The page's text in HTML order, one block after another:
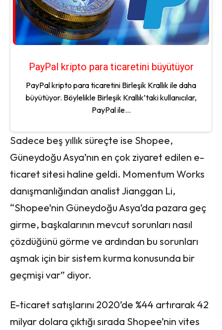
PayPal kripto para ticaretini büyütüyor
PayPal kripto para ticaretini Birleşik Krallık ile daha
büyütüyor. Böylelikle Birleşik Krallık’taki kullanıcılar,
PayPal ile...
Sadece beş yıllık süreçte ise Shopee,
Güneydoğu Asya’nın en çok ziyaret edilen e-
ticaret sitesi haline geldi. Momentum Works
danışmanlığından analist Jianggan Li,
“Shopee’nin Güneydoğu Asya’da pazara geç
girme, başkalarının mevcut sorunları nasıl
çözdüğünü görme ve ardından bu sorunları
aşmak için bir sistem kurma konusunda bir
geçmişi var” diyor.
E-ticaret satışlarını 2020’de %44 artırarak 42
milyar dolara çıktığı sırada Shopee’nin vites